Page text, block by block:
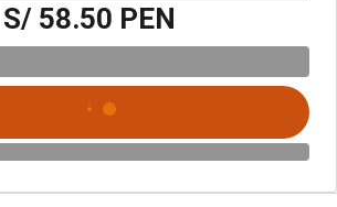
S/ 58.50 PEN